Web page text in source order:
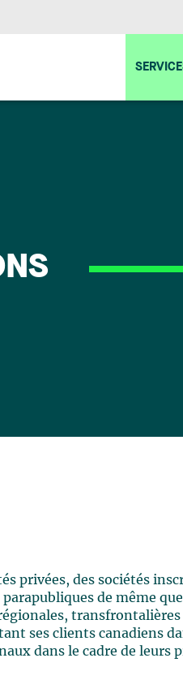
privées, des sociétés
de même
transfrontalières
ses clients canadiens
dans le cadre de leurs